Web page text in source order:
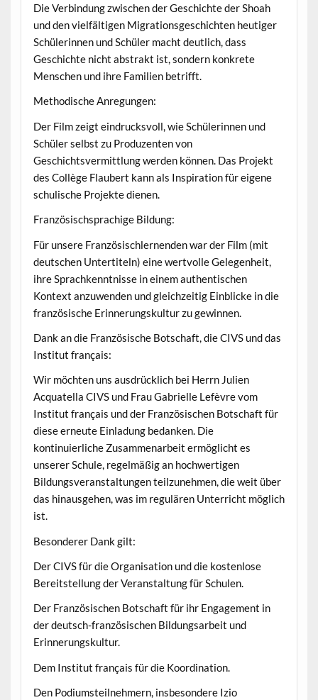
Die Verbindung zwischen der Geschichte der Shoah
und den vielfältigen Migrationsgeschichten heutiger
Schülerinnen und Schüler macht deutlich, dass
Geschichte nicht abstrakt ist, sondern konkrete
Menschen und ihre Familien betrifft.
Methodische Anregungen:
Der Film zeigt eindrucksvoll, wie Schülerinnen und
Schüler selbst zu Produzenten von
Geschichtsvermittlung werden können. Das Projekt
des Collège Flaubert kann als Inspiration für eigene
schulische Projekte dienen.
Französischsprachige Bildung:
Für unsere Französischlernenden war der Film (mit
deutschen Untertiteln) eine wertvolle Gelegenheit,
ihre Sprachkenntnisse in einem authentischen
Kontext anzuwenden und gleichzeitig Einblicke in die
französische Erinnerungskultur zu gewinnen.
Dank an die Französische Botschaft, die CIVS und das
Institut français:
Wir möchten uns ausdrücklich bei Herrn Julien
Acquatella CIVS und Frau Gabrielle Lefèvre vom
Institut français und der Französischen Botschaft für
diese erneute Einladung bedanken. Die
kontinuierliche Zusammenarbeit ermöglicht es
unserer Schule, regelmäßig an hochwertigen
Bildungsveranstaltungen teilzunehmen, die weit über
das hinausgehen, was im regulären Unterricht möglich
ist.
Besonderer Dank gilt:
Der CIVS für die Organisation und die kostenlose
Bereitstellung der Veranstaltung für Schulen.
Der Französischen Botschaft für ihr Engagement in
der deutsch-französischen Bildungsarbeit und
Erinnerungskultur.
Dem Institut français für die Koordination.
Den Podiumsteilnehmern, insbesondere Izio